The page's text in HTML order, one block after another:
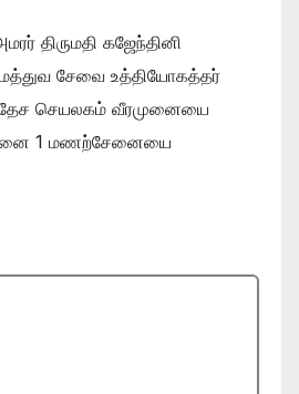
திருமதி கஜேந்தினி
சேவை உத்தியோகத்தர்
செயலகம் வீரமுனையை
1 மணற்சேனையை